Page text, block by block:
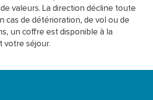
valeurs. La direction décline toute
cas de détérioration, de vol ou de
un coffre est disponible à la
votre séjour.